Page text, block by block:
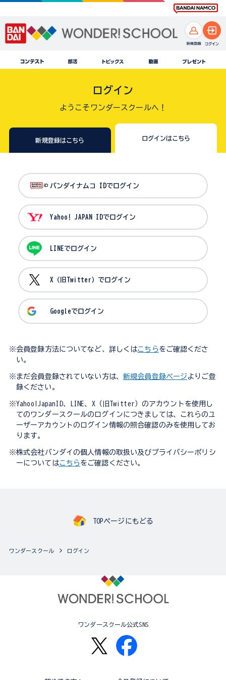
ログイン
ようこそワンダースクールへ！
新規登録はこちら ログインはこちら
バンダイナムコ IDでログイン
Yahoo! JAPAN IDでログイン
LINEでログイン
X（旧Twitter）でログイン
Googleでログイン
※会員登録方法についてなど、詳しくはこちら をご確認くださ
い。
※まだ会員登録されていない方は、 新規会員登録ページ よりご登
録ください。
※Yahoo!JapanID、LINE、X（旧Twitter）のアカウントを使用し
てのワンダースクールのログインにつきましては、これらのユ
ーザーアカウントのログイン情報の照合確認のみを使用してお
ります。
※株式会社バンダイの個人情報の取扱い及びプライバシーポリシ
ーについてはこちら をご確認ください。
TOPページにもどる
ワンダースクール ログイン
ワンダースクール公式SNS